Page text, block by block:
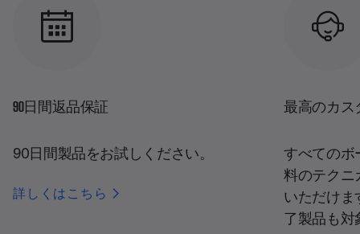
90日間返品保証
90日間製品をお試しください。
詳しくはこちら
最高のカス
すべてのボ
料のテクニ
いただけま
了製品も対